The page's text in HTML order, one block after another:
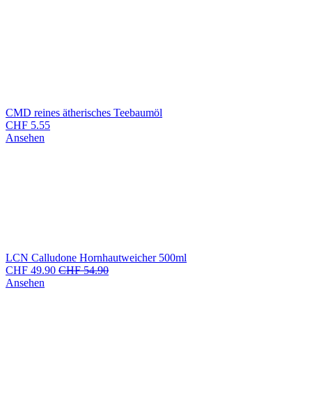
CMD reines ätherisches Teebaumöl
CHF 5.55
Ansehen
LCN Calludone Hornhautweicher 500ml
CHF 49.90 CHF54.90
Ansehen